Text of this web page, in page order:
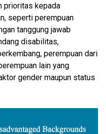
prioritas kepada
seperti perempuan
tanggung jawab
disabilitas,
perempuan dari
lain yang
gender maupun status